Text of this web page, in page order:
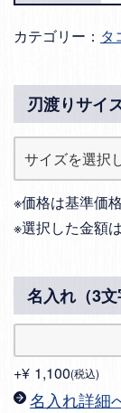
カテゴリー： タ
刃渡りサイ
※価格は基準価
※選択した金額
名入れ（3文
+¥ 1,100 税込
名入れ詳細